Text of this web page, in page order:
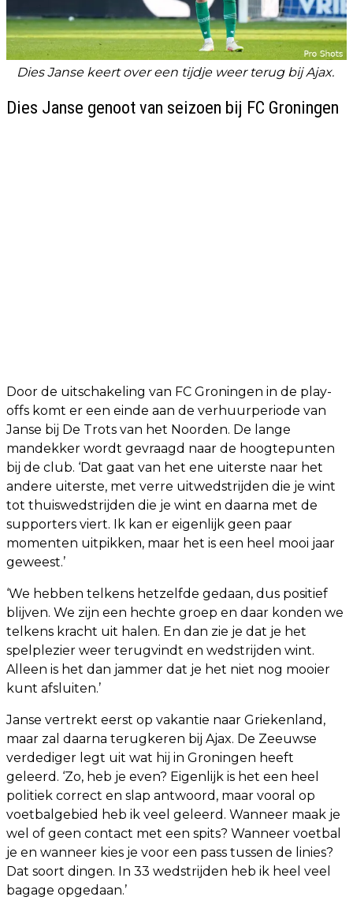
Dies Janse keert over een tijdje weer terug bij Ajax.
Dies Janse genoot van seizoen bij FC Groningen
Door de uitschakeling van FC Groningen in de play-
offs komt er een einde aan de verhuurperiode van
Janse bij De Trots van het Noorden. De lange
mandekker wordt gevraagd naar de hoogtepunten
bij de club. ‘Dat gaat van het ene uiterste naar het
andere uiterste, met verre uitwedstrijden die je wint
tot thuiswedstrijden die je wint en daarna met de
supporters viert. Ik kan er eigenlijk geen paar
momenten uitpikken, maar het is een heel mooi jaar
geweest.’
‘We hebben telkens hetzelfde gedaan, dus positief
blijven. We zijn een hechte groep en daar konden we
telkens kracht uit halen. En dan zie je dat je het
spelplezier weer terugvindt en wedstrijden wint.
Alleen is het dan jammer dat je het niet nog mooier
kunt afsluiten.’
Janse vertrekt eerst op vakantie naar Griekenland,
maar zal daarna terugkeren bij Ajax. De Zeeuwse
verdediger legt uit wat hij in Groningen heeft
geleerd. ‘Zo, heb je even? Eigenlijk is het een heel
politiek correct en slap antwoord, maar vooral op
voetbalgebied heb ik veel geleerd. Wanneer maak je
wel of geen contact met een spits? Wanneer voetbal
je en wanneer kies je voor een pass tussen de linies?
Dat soort dingen. In 33 wedstrijden heb ik heel veel
bagage opgedaan.’